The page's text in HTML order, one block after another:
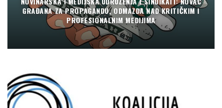
GRAĐANA ZA PROPAGANDU, ODMAZDA NAD KRITIČKIM I
PROFESIONALNIM MEDIJIMA